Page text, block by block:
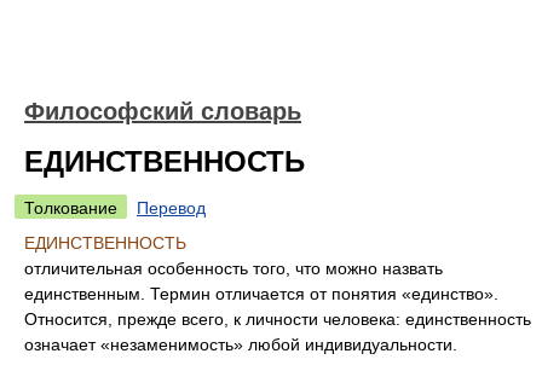
Философский словарь
ЕДИНСТВЕННОСТЬ
Толкование
Перевод
ЕДИНСТВЕННОСТЬ
отличительная особенность того, что можно назвать
единственным. Термин отличается от понятия «единство».
Относится, прежде всего, к личности человека: единственность
означает «незаменимость» любой индивидуальности.